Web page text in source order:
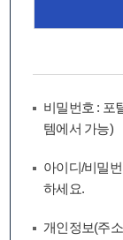
비밀번호 : 포
템에서 가능)
아이디/비밀
하세요.
개인정보(주